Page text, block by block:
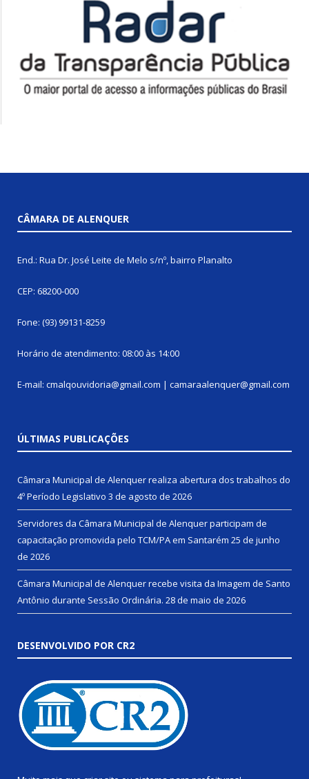
CÂMARA DE ALENQUER
End.: Rua Dr. José Leite de Melo s/nº, bairro Planalto
CEP: 68200-000
Fone: (93) 99131-8259
Horário de atendimento: 08:00 às 14:00
E-mail: cmalqouvidoria@gmail.com | camaraalenquer@gmail.com
ÚLTIMAS PUBLICAÇÕES
Câmara Municipal de Alenquer realiza abertura dos trabalhos do
4º Período Legislativo 3 de agosto de 2026
Servidores da Câmara Municipal de Alenquer participam de
capacitação promovida pelo TCM/PA em Santarém 25 de junho
de 2026
Câmara Municipal de Alenquer recebe visita da Imagem de Santo
Antônio durante Sessão Ordinária. 28 de maio de 2026
DESENVOLVIDO POR CR2